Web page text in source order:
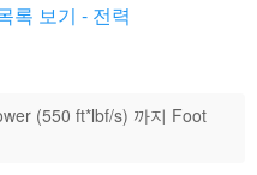
록 보기 - 전력
(550 ft*lbf/s) 까지 Foot